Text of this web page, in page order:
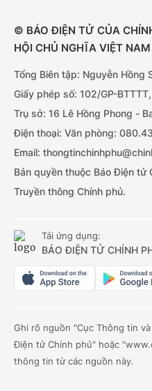
© BÁO ĐIỆN TỬ CỦA
HỘI CHỦ NGHĨA VIỆT NAM
Tổng Biên tập: Nguyễn Hồng
Giấy phép số: 102/GP-
Trụ sở: 16 Lê Hồng Phong -
Điện thoại: Văn phòng:
Email:
Bản quyền thuộc Báo Điện tử
Truyền thông Chính phủ.
Tải ứng dụng:
BÁO ĐIỆN TỬ CHÍNH
Ghi rõ nguồn "Cục Thông tin
Điện tử Chính phủ" hoặc
thông tin từ các nguồn này.